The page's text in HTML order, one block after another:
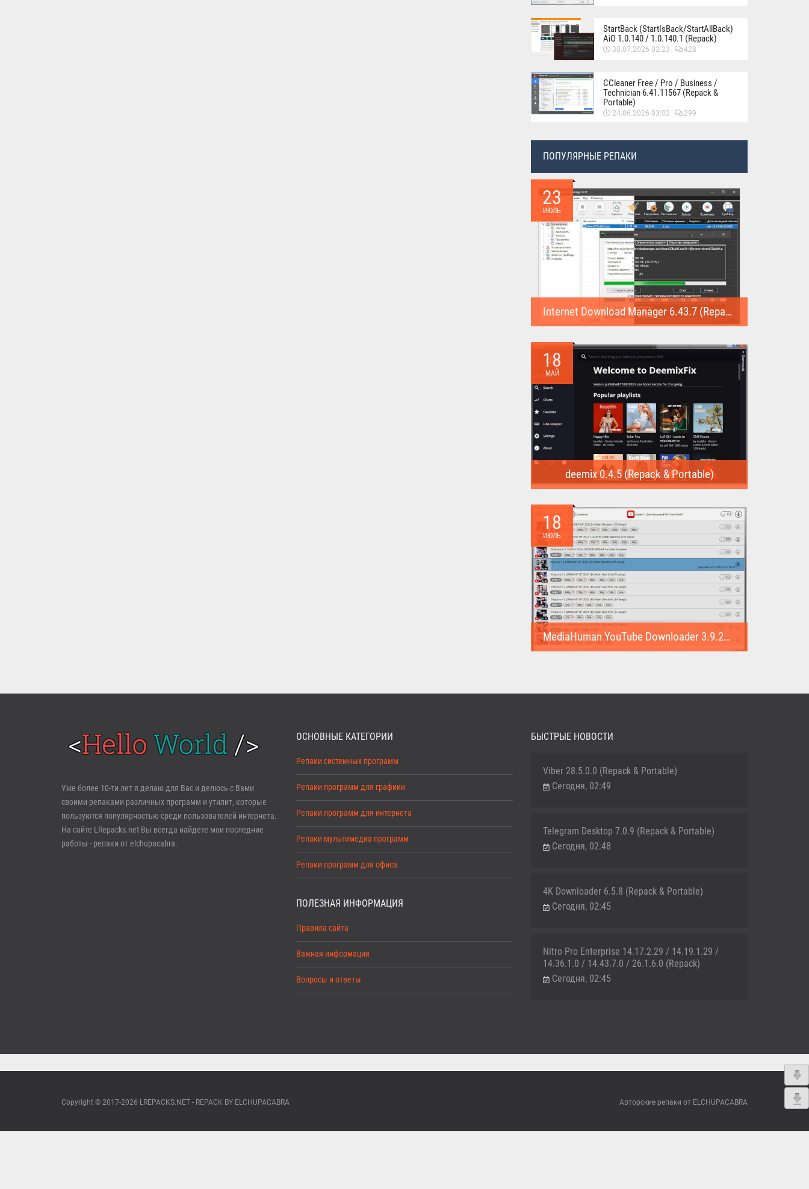
StartBack (StartIsBack/StartAllBack)
AiO 1.0.140 / 1.0.140.1 (Repack)
30.07.2026 02:23 428
CCleaner Free / Pro / Business /
Technician 6.41.11567 (Repack &
Portable)
24.06.2026 03:02 299
ПОПУЛЯРНЫЕ РЕПАКИ
23
ИЮЛЬ
Internet Download Manager 6.43.7 (Repack)
предназначена для...
18
МАЙ
deemix 0.4.5 (Repack & Portable)
скачивать треки...
18
ИЮЛЬ
MediaHuman YouTube Downloader 3.9.22 (1007) (Repack & Portable)
Войти
Регистрация
Забыли пароль?
Уже более 10-ти лет я делаю для Вас и делюсь с Вами
своими репаками различных программ и утилит, которые
пользуются популярностью среди пользователей интернета.
На сайте LRepacks.net Вы всегда найдете мои последние
работы - репаки от elchupacabra.
ОСНОВНЫЕ КАТЕГОРИИ
Репаки системных программ
Репаки программ для графики
Репаки программ для интернета
Репаки мультимедиа программ
Репаки программ для офиса
ПОЛЕЗНАЯ ИНФОРМАЦИЯ
Правила сайта
Важная информация
Вопросы и ответы
БЫСТРЫЕ НОВОСТИ
Viber 28.5.0.0 (Repack & Portable)
Сегодня, 02:49
Telegram Desktop 7.0.9 (Repack & Portable)
Сегодня, 02:48
4K Downloader 6.5.8 (Repack & Portable)
Сегодня, 02:45
Nitro Pro Enterprise 14.17.2.29 / 14.19.1.29 /
14.36.1.0 / 14.43.7.0 / 26.1.6.0 (Repack)
Сегодня, 02:45
Copyright © 2017-2026 LREPACKS.NET - REPACK BY ELCHUPACABRA Авторские репаки от ELCHUPACABRA